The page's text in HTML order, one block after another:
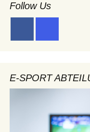
Follow Us
E-SPORT